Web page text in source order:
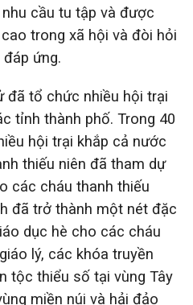
cầu tu tập và được
trong xã hội và đòi hỏi
ứng.
đã tổ chức nhiều hội trại
tỉnh thành phố. Trong 40
hội trại khắp cả nước
thiếu niên đã tham dự
các cháu thanh thiếu
đã trở thành một nét đặc
dục hè cho các cháu
lý, các khóa truyền
tộc thiểu số tại vùng Tây
miền núi và hải đảo